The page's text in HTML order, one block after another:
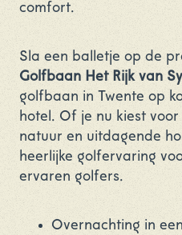
comfort.
Sla een balletje op de
Golfbaan Het Rijk van
golfbaan in Twente op
hotel. Of je nu kiest
natuur en uitdagende
heerlijke golfervaring
ervaren golfers.
Overnachting in